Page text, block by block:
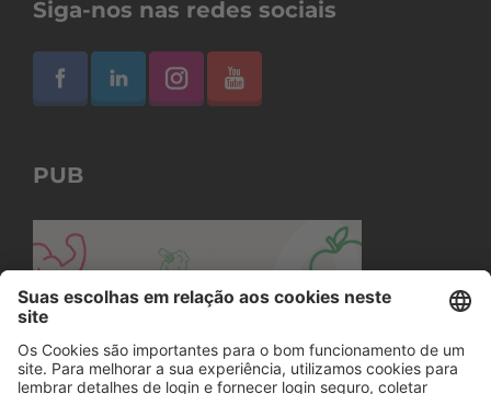
Siga-nos nas redes sociais
PUB